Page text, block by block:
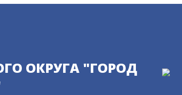
ОКРУГА "ГОРОД